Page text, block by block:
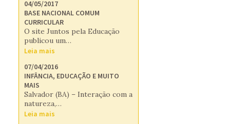
04/05/2017
BASE NACIONAL COMUM
CURRICULAR
O site Juntos pela Educação
publicou um…
Leia mais
07/04/2016
INFÂNCIA, EDUCAÇÃO E MUITO
MAIS
Salvador (BA) – Interação com a
natureza,…
Leia mais